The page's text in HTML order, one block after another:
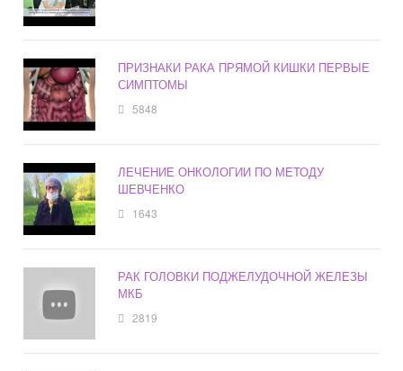
ПРИЗНАКИ РАКА ПРЯМОЙ КИШКИ ПЕРВЫЕ
СИМПТОМЫ
5848
ЛЕЧЕНИЕ ОНКОЛОГИИ ПО МЕТОДУ
ШЕВЧЕНКО
1643
РАК ГОЛОВКИ ПОДЖЕЛУДОЧНОЙ ЖЕЛЕЗЫ
МКБ
2819